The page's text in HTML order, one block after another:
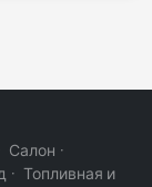
Салон ·
· Топливная и